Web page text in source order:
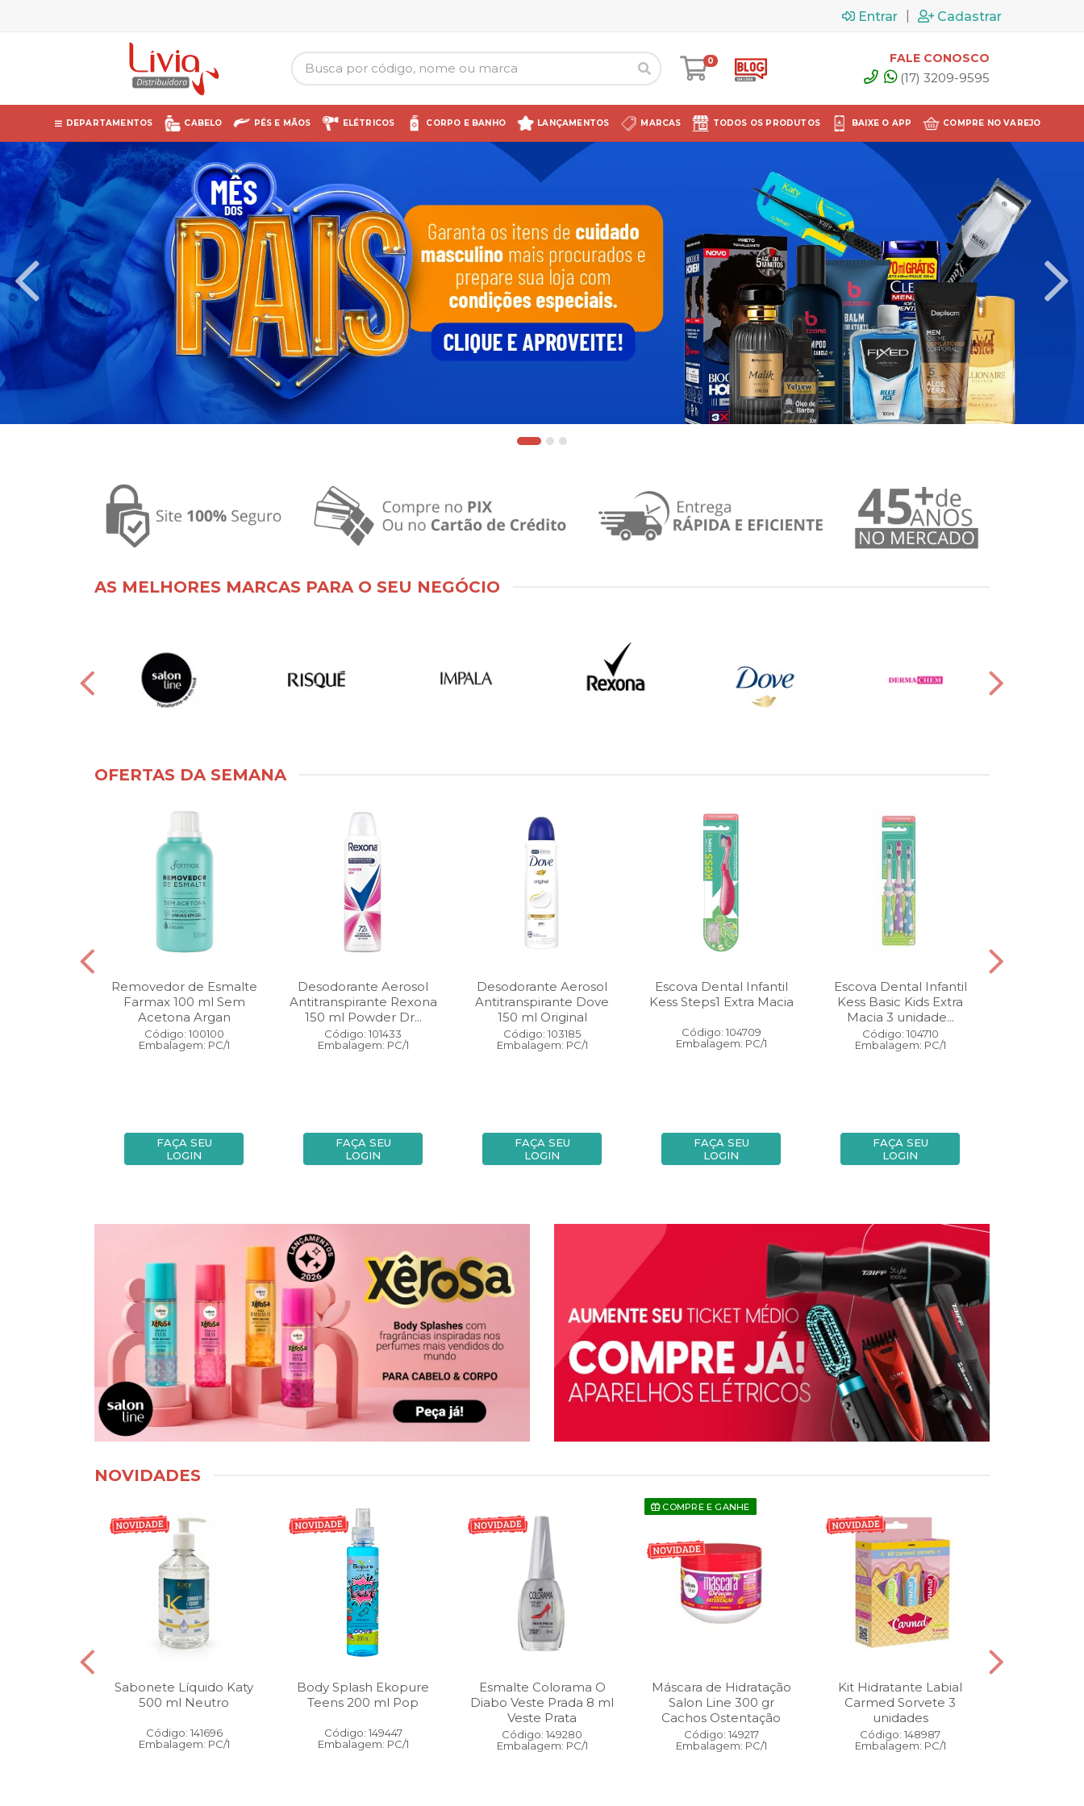
Entrar Cadastrar
0 FALE CONOSCO
(17) 3209-9595
DEPARTAMENTOS CABELO PÉS E MÃOS ELÉTRICOS CORPO E BANHO LANÇAMENTOS MARCAS TODOS OS PRODUTOS BAIXE O APP COMPRE NO VAREJO
AS MELHORES MARCAS PARA O SEU NEGÓCIO
OFERTAS DA SEMANA
Removedor de Esmalte
Farmax 100 ml Sem
Acetona Argan
Código: 100100
Embalagem: PC/1
FAÇA SEU
LOGIN
Desodorante Aerosol
Antitranspirante Rexona
150 ml Powder Dr...
Código: 101433
Embalagem: PC/1
FAÇA SEU
LOGIN
Desodorante Aerosol
Antitranspirante Dove
150 ml Original
Código: 103185
Embalagem: PC/1
FAÇA SEU
LOGIN
Escova Dental Infantil
Kess Steps1 Extra Macia
Código: 104709
Embalagem: PC/1
FAÇA SEU
LOGIN
Escova Dental Infantil
Kess Basic Kids Extra
Macia 3 unidade...
Código: 104710
Embalagem: PC/1
FAÇA SEU
LOGIN
NOVIDADES
Sabonete Líquido Katy
500 ml Neutro
Código: 141696
Embalagem: PC/1
Body Splash Ekopure
Teens 200 ml Pop
Código: 149447
Embalagem: PC/1
Esmalte Colorama O
Diabo Veste Prada 8 ml
Veste Prata
Código: 149280
Embalagem: PC/1
COMPRE E GANHE
Máscara de Hidratação
Salon Line 300 gr
Cachos Ostentação
Código: 149217
Embalagem: PC/1
Kit Hidratante Labial
Carmed Sorvete 3
unidades
Código: 148987
Embalagem: PC/1